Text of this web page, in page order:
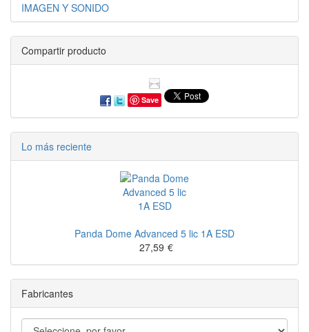
IMAGEN Y SONIDO
Compartir producto
Save
Lo más reciente
Panda Dome Advanced 5 lic 1A ESD
27,59 €
Fabricantes